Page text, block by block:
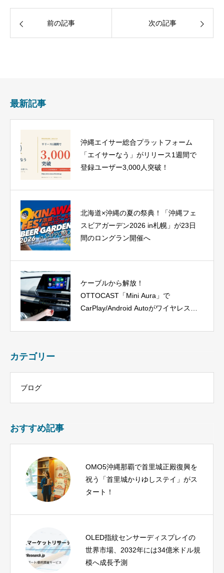
前の記事 次の記事
最新記事
沖縄エイサー総合プラットフォーム
「エイサーなう」がリリース1週間で
登録ユーザー3,000人突破！
北海道×沖縄の夏の祭典！「沖縄フェ
スビアガーデン2026 in札幌」が23日
間のロングラン開催へ
ケーブルから解放！
OTTOCAST「Mini Aura」で
CarPlay/Android Autoがワイヤレス
カテゴリー
ブログ
おすすめ記事
OMO5沖縄那覇で首里城正殿復興を
祝う「首里城かりゆしステイ」がス
タート！
OLED指紋センサーディスプレイの
世界市場、2032年には34億米ドル規
模へ成長予測